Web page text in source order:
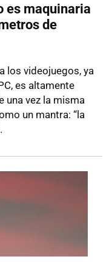
es maquinaria
de
los videojuegos, ya
es altamente
una vez la misma
un mantra: “la